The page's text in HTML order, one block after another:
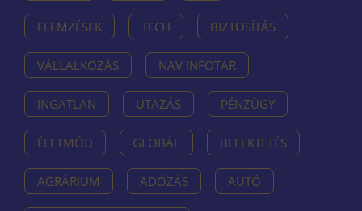
ELEMZÉSEK TECH BIZTOSÍTÁS
VÁLLALKOZÁS NAV INFOTÁR
INGATLAN UTAZÁS PÉNZÜGY
ÉLETMÓD GLOBÁL BEFEKTETÉS
AGRÁRIUM ADÓZÁS AUTÓ